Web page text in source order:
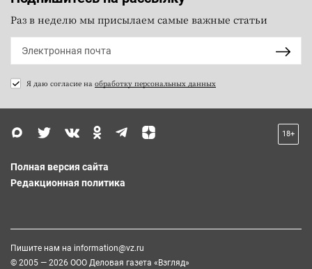
Раз в неделю мы присылаем самые важные статьи
Я даю согласие на обработку персональных данных
18+
Полная версия сайта
Редакционная политика
Пишите нам на information@vz.ru
© 2005 — 2026 ООО Деловая газета «Взгляд»